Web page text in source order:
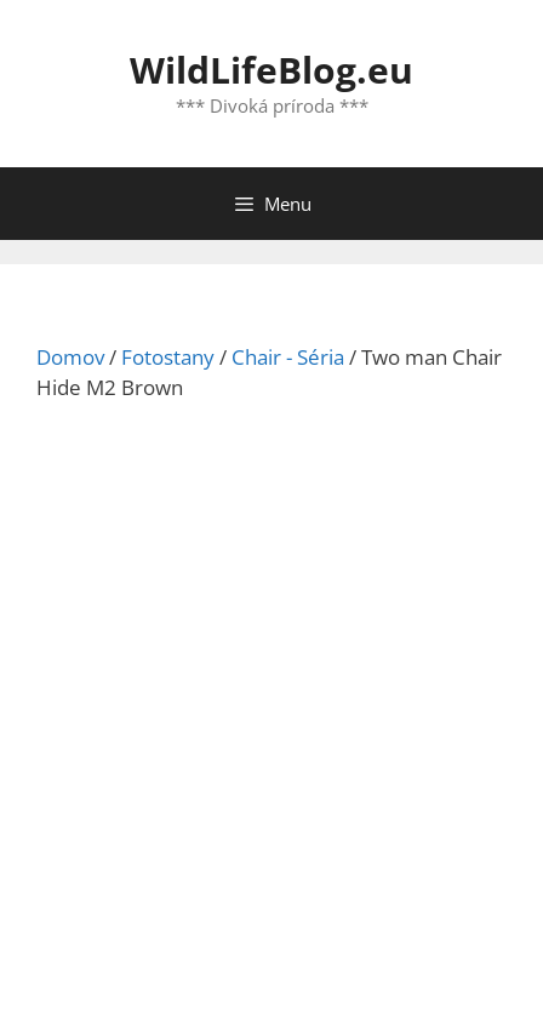
WildLifeBlog.eu
*** Divoká príroda ***
Menu
Domov/ Fotostany/ Chair - Séria / Two man Chair
Hide M2 Brown